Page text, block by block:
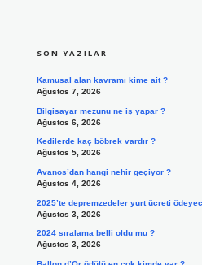
SON YAZILAR
Kamusal alan kavramı kime ait ?
Ağustos 7, 2026
Bilgisayar mezunu ne iş yapar ?
Ağustos 6, 2026
Kedilerde kaç böbrek vardır ?
Ağustos 5, 2026
Avanos’dan hangi nehir geçiyor ?
Ağustos 4, 2026
2025’te depremzedeler yurt ücreti
Ağustos 3, 2026
2024 sıralama belli oldu mu ?
Ağustos 3, 2026